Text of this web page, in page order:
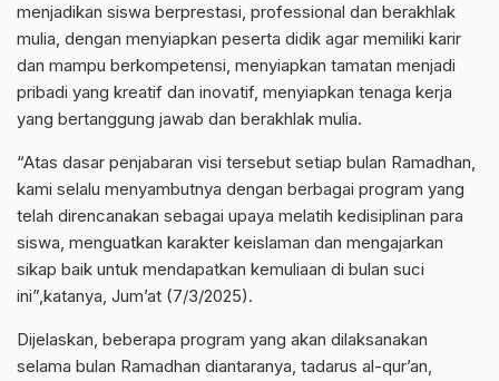
menjadikan siswa berprestasi, professional dan berakhlak
mulia, dengan menyiapkan peserta didik agar memiliki karir
dan mampu berkompetensi, menyiapkan tamatan menjadi
pribadi yang kreatif dan inovatif, menyiapkan tenaga kerja
yang bertanggung jawab dan berakhlak mulia.
“Atas dasar penjabaran visi tersebut setiap bulan Ramadhan,
kami selalu menyambutnya dengan berbagai program yang
telah direncanakan sebagai upaya melatih kedisiplinan para
siswa, menguatkan karakter keislaman dan mengajarkan
sikap baik untuk mendapatkan kemuliaan di bulan suci
ini”,katanya, Jum’at (7/3/2025).
Dijelaskan, beberapa program yang akan dilaksanakan
selama bulan Ramadhan diantaranya, tadarus al-qur’an,